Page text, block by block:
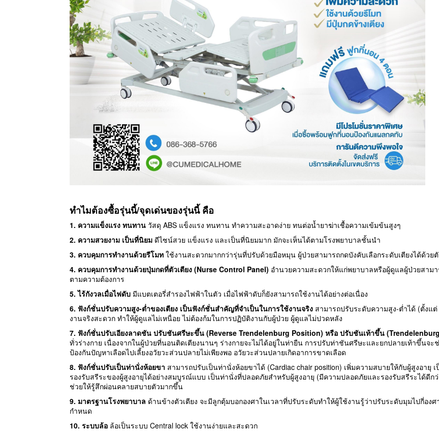
ทำไมต้องซื้อรุ่นนี้/จุดเด่นของรุ่นนี้ คือ
1. ความแข็งแรง ทนทาน วัสดุ ABS แข็งแรง ทนทาน ทำความสะอาดง่าย ทนต่อน้ำยาฆ่าเชื้อความเข้มข้นสูงๆ
2. ความสวยงาม เป็นที่นิยม ดีไซน์สวย แข็งแรง และเป็นที่นิยมมาก มักจะเห็นได้ตามโรงพยาบาลชั้นนำ
3. ควบคุมการทำงานด้วยรีโมท ใช้งานสะดวกมากกว่ารุ่นที่ปรับด้วยมือหมุน ผู้ป่วยสามารถกดบังคับเลือกระดับเตียงได้ด้วย
4. ควบคุมการทำงานด้วยปุ่มกดที่ตัวเตียง (Nurse Control Panel) อำนวยความสะดวกให้แก่พยาบาลหรือผู้ดูแลผู้ป่วยสาม
ตามความต้องการ
5. ไร้กังวลเมื่อไฟดับ มีแบตเตอรี่สำรองไฟฟ้าในตัว เมื่อไฟฟ้าดับก็ยังสามารถใช้งานได้อย่างต่อเนื่อง
6. ฟังก์ชั่นปรับความสูง-ต่ำของเตียง เป็นฟังก์ชั่นสำคัญที่จำเป็นในการใช้งานจริง สามารถปรับระดับความสูง-ต่ำได้ (ตั้งแ
งานจริงสะดวก ทำให้ผู้ดูแลไม่เหนื่อย ไม่ต้องก้มในการปฏิบัติงานกับผู้ป่วย ผู้ดูแลไม่ปวดหลัง
7. ฟังก์ชั่นปรับเอียงลาดชัน ปรับชันศรีษะขึ้น (Reverse Trendelenburg Position) หรือ ปรับชันเท้าขึ้น
ทั่วร่างกาย เนื่องจากในผู้ป่วยที่นอนติดเตียงนานๆ ร่างกายจะไม่ได้อยู่ในท่ายืน การปรับท่าชันศรีษะและยกปลายเท้าขึ้นจ
ป้องกันปัญหาเลือดไปเลี้ยงอวัยวะส่วนปลายไม่เพียงพอ อวัยวะส่วนปลายเกิดอาการขาดเลือด
8. ฟังก์ชั่นปรับเป็นท่านั่งห้อยขา สามารถปรับเป็นท่านั่งห้อยขาได้ (Cardiac chair position) เพิ่มความสบายให้กับผู้สูงอายุ
รองรับสรีระของผู้สูงอายุได้อย่างสมบูรณ์แบบ เป็นท่านั่งที่ปลอดภัยสำหรับผู้สูงอายุ (มีความปลอดภัยและรองรับสรีระได้ดีก
ช่วยให้รู้สึกผ่อนคลายสบายตัวมากขึ้น
9. มาตรฐานโรงพยาบาล ด้านข้างตัวเตียง จะมีลูกตุ้มบอกองศาในเวลาที่ปรับระดับทำให้ผู้ใช้งานรู้ว่าปรับระดับมุมไปกี่อ
กำหนด
10. ระบบล้อ ล้อเป็นระบบ Central lock ใช้งานง่ายและสะดวก